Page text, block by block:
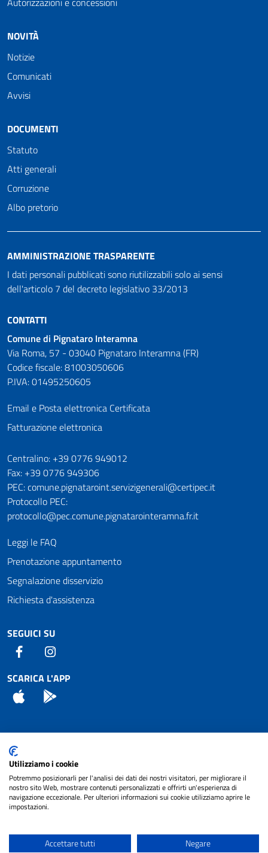
NOVITÀ
Notizie
Comunicati
Avvisi
DOCUMENTI
Statuto
Atti generali
Corruzione
Albo pretorio
AMMINISTRAZIONE TRASPARENTE
I dati personali pubblicati sono riutilizzabili solo ai sensi
dell'articolo 7 del decreto legislativo 33/2013
CONTATTI
Comune di Pignataro Interamna
Via Roma, 57 - 03040 Pignataro Interamna (FR)
Codice fiscale: 81003050606
P.IVA: 01495250605
Email e Posta elettronica Certificata
Fatturazione elettronica
Numeri utili
Centralino: +39 0776 949012
Fax: +39 0776 949306
PEC: comune.pignataroint.servizigenerali@certipec.it
Protocollo PEC:
protocollo@pec.comune.pignatarointeramna.fr.it
Leggi le FAQ
Prenotazione appuntamento
Segnalazione disservizio
Richiesta d'assistenza
SEGUICI SU
Facebook
SCARICA L'APP
App Store
Attuazione Misure PNRR
Piano di miglioramento del sito
Note legali
cura diNET SMART
Utilizziamo i cookie
Potremmo posizionarli per l'analisi dei dati dei nostri visitatori, per migliorare il
nostro sito Web, mostrare contenuti personalizzati e offrirti un'esperienza di
navigazione eccezionale. Per ulteriori informazioni sui cookie utilizziamo aprire le
impostazioni.
Accettare tutti Negare